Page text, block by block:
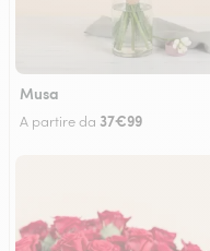
Musa
A partire da 37€99